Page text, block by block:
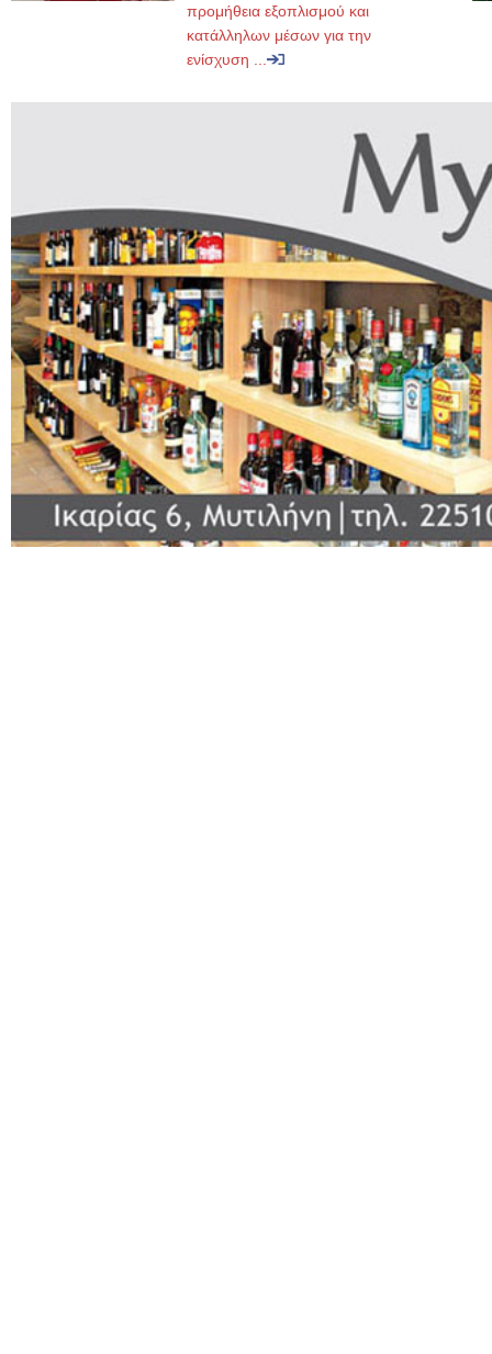
προμήθεια εξοπλισμού και
κατάλληλων μέσων για την
ενίσχυση ...